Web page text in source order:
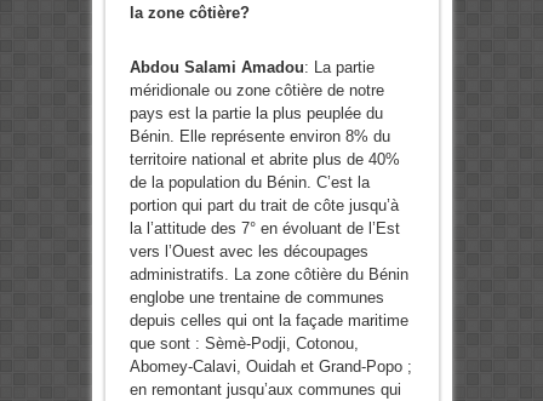
la zone côtière?
Abdou Salami Amadou: La partie
méridionale ou zone côtière de notre
pays est la partie la plus peuplée du
Bénin. Elle représente environ 8% du
territoire national et abrite plus de 40%
de la population du Bénin. C’est la
portion qui part du trait de côte jusqu’à
la l’attitude des 7° en évoluant de l’Est
vers l’Ouest avec les découpages
administratifs. La zone côtière du Bénin
englobe une trentaine de communes
depuis celles qui ont la façade maritime
que sont : Sèmè-Podji, Cotonou,
Abomey-Calavi, Ouidah et Grand-Popo ;
en remontant jusqu’aux communes qui